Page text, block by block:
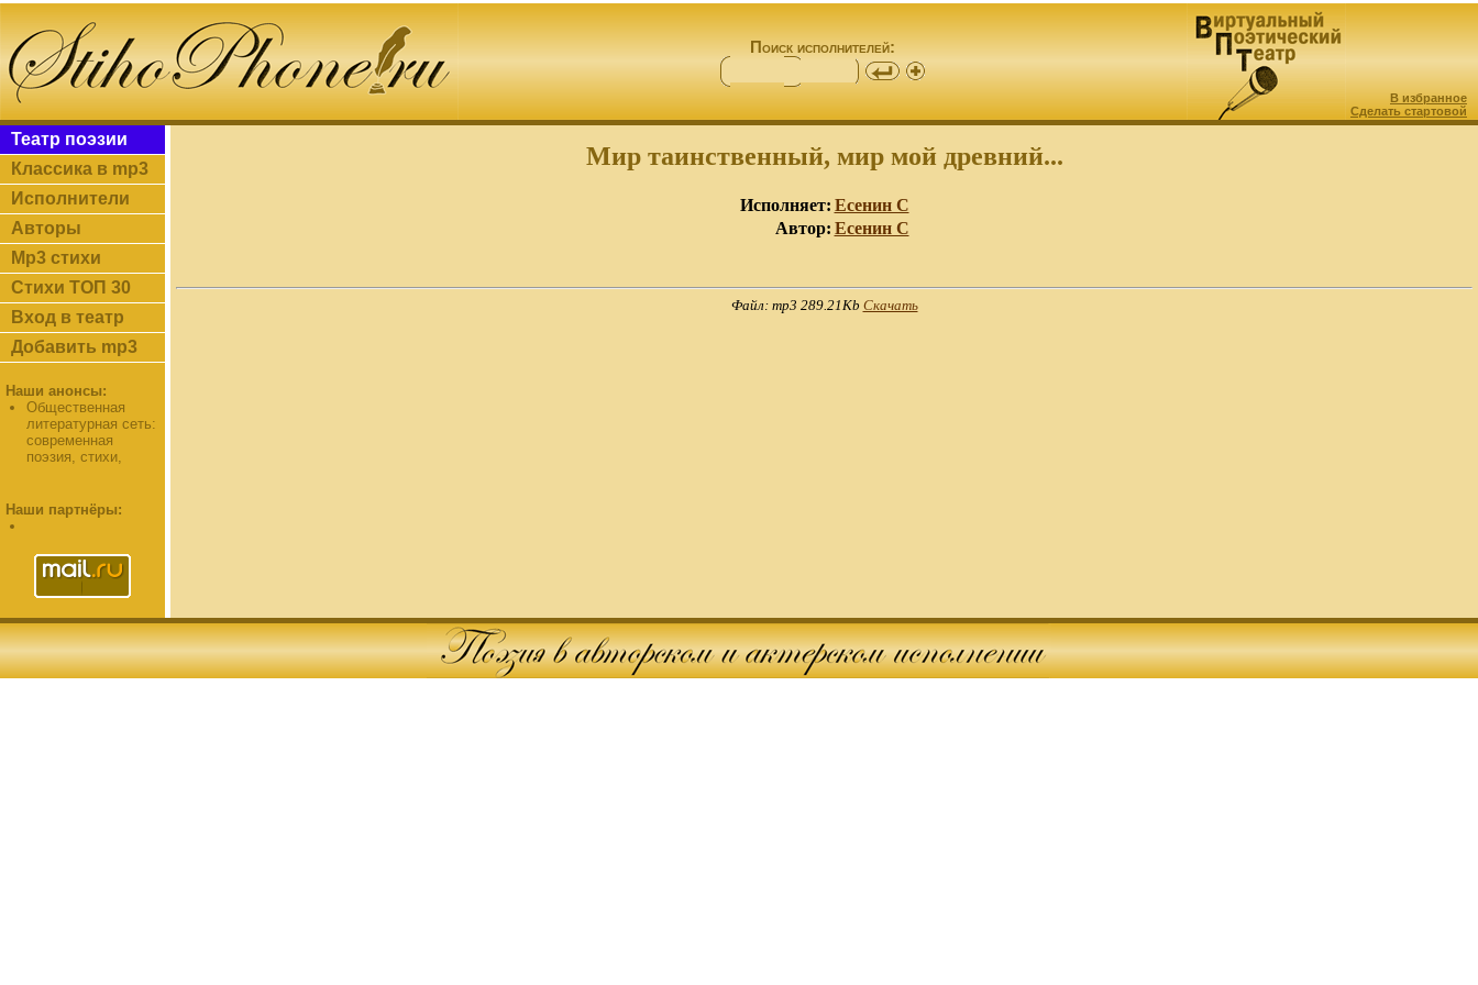
Поиск исполнителей:
В избранное
Сделать стартовой
Театр поэзии
Классика в mp3
Исполнители
Авторы
Mp3 стихи
Стихи ТОП 30
Вход в театр
Добавить mp3
Наши анонсы:
Общественная
литературная сеть:
современная
поэзия, стихи,
Наши партнёры:
Мир таинственный, мир мой древний...
Исполняет: Есенин С
Автор: Есенин С
Файл: mp3 289.21Kb Скачать